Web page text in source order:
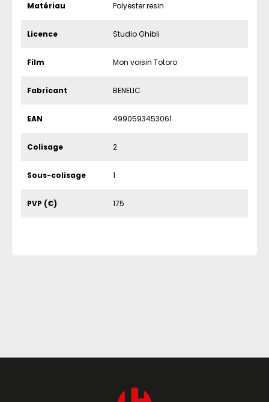
Matériau Polyester resin
Licence Studio Ghibli
Film Mon voisin Totoro
Fabricant BENELIC
EAN 4990593453061
Colisage 2
Sous-colisage 1
PVP (€) 175